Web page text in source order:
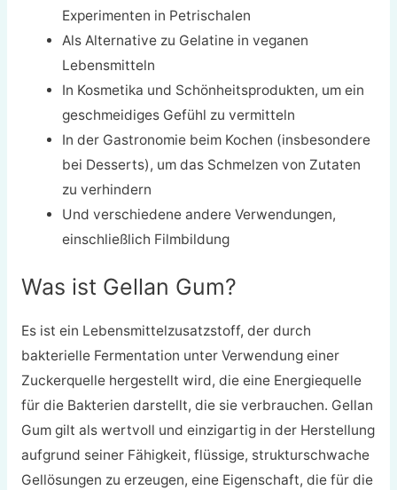
Experimenten in Petrischalen
Als Alternative zu Gelatine in veganen
Lebensmitteln
In Kosmetika und Schönheitsprodukten, um ein
geschmeidiges Gefühl zu vermitteln
In der Gastronomie beim Kochen (insbesondere
bei Desserts), um das Schmelzen von Zutaten
zu verhindern
Und verschiedene andere Verwendungen,
einschließlich Filmbildung
Was ist Gellan Gum?
Es ist ein Lebensmittelzusatzstoff, der durch
bakterielle Fermentation unter Verwendung einer
Zuckerquelle hergestellt wird, die eine Energiequelle
für die Bakterien darstellt, die sie verbrauchen. Gellan
Gum gilt als wertvoll und einzigartig in der Herstellung
aufgrund seiner Fähigkeit, flüssige, strukturschwache
Gellösungen zu erzeugen, eine Eigenschaft, die für die